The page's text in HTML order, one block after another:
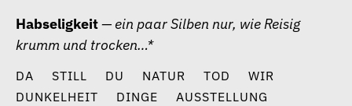
Inhalt
springen
Habseligkeit— ein paar Silben nur, wie Reisig
krumm und trocken…*
DA STILL DU NATUR TOD
WIR
DUNKELHEIT
DINGE AUSSTELLUNG